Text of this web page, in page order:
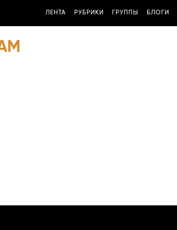
ЛЕНТА РУБРИКИ ГРУППЫ БЛОГИ